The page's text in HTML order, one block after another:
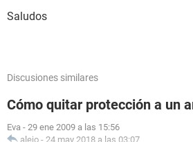
Saludos
Discusiones similares
Cómo quitar protección a un
Eva - 29 ene 2009 a las 15:56
alejo - 24 may 2018 a las 03:07